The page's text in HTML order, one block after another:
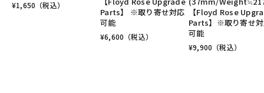
¥1,650 （税込）
Parts】 ※取り寄せ対応
可能
¥6,600 （税込）
【Floyd Rose
Parts】※取り寄せ
可能
¥9,900 （税込）